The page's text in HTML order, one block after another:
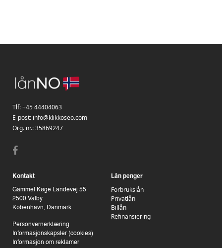
Tlf:+45 44404063
E-post: info@klikkoseo.com
Org. nr.:35869247
Kontakt
Gammel Køge Landevej 55
2500 Valby
København, Danmark
Personvernerklæring
Informasjonskapsler (cookies)
Informasjon om reklamer
Lån penger
Forbrukslån
Privatlån
Billån
Refinansiering